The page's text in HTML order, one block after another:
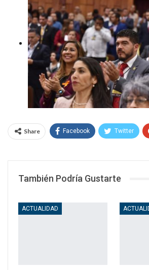
Share Facebook Twitter
También Podría Gustarte
ACTUALIDAD